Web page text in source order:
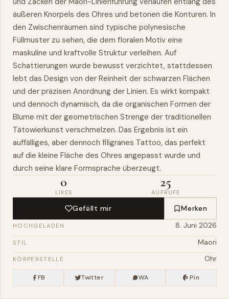
äußeren Knorpels des Ohres und betonen die Konturen. In
den Zwischenräumen sind typische polynesische
Füllmuster zu sehen, die dem floralen Motiv eine
maskuline und kraftvolle Struktur verleihen. Auf
Schattierungen wurde bewusst verzichtet, stattdessen
lebt das Design von der Reinheit der schwarzen Flächen
und der präzisen Anordnung der Linien. Es wirkt kompakt
und dennoch dynamisch, da die organischen Formen der
Blume mit der geometrischen Strenge der traditionellen
Tätowierkunst verschmelzen. Das Ergebnis ist ein
auffälliges, aber dennoch filigranes Tattoo, das perfekt
auf die kleine Fläche des Ohres angepasst wurde und
durch seine klare Formsprache überzeugt.
0
LIKES
25
AUFRUFE
Gefällt mir Merken
HOCHGELADEN 8. Juni 2026
STIL Maori
KÖRPERSTELLE Ohr
FB Twitter WA Pin